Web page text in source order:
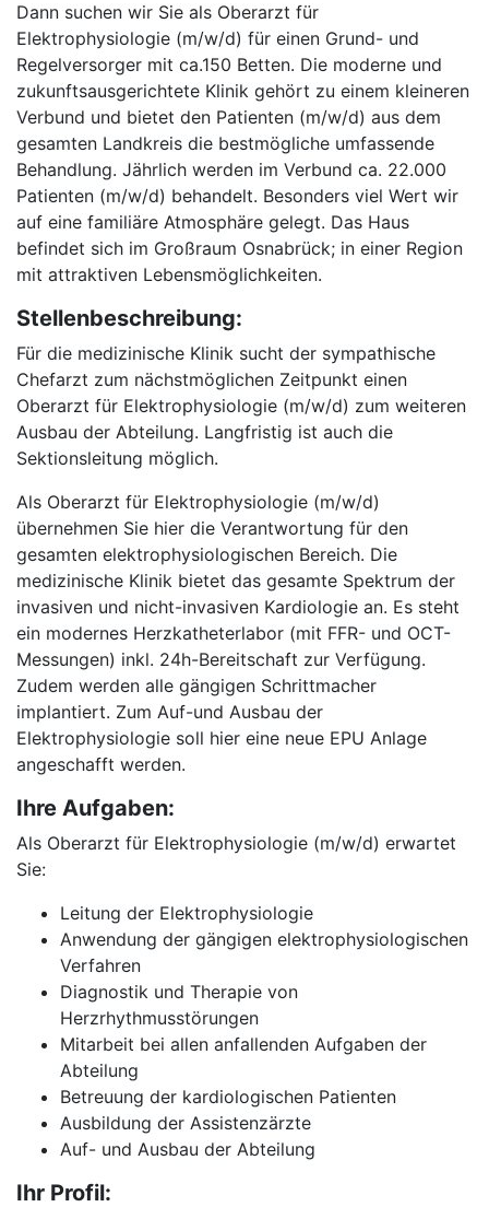
Dann suchen wir Sie als Oberarzt für
Elektrophysiologie (m/w/d) für einen Grund- und
Regelversorger mit ca.150 Betten. Die moderne und
zukunftsausgerichtete Klinik gehört zu einem kleineren
Verbund und bietet den Patienten (m/w/d) aus dem
gesamten Landkreis die bestmögliche umfassende
Behandlung. Jährlich werden im Verbund ca. 22.000
Patienten (m/w/d) behandelt. Besonders viel Wert wir
auf eine familiäre Atmosphäre gelegt. Das Haus
befindet sich im Großraum Osnabrück; in einer Region
mit attraktiven Lebensmöglichkeiten.
Stellenbeschreibung:
Für die medizinische Klinik sucht der sympathische
Chefarzt zum nächstmöglichen Zeitpunkt einen
Oberarzt für Elektrophysiologie (m/w/d) zum weiteren
Ausbau der Abteilung. Langfristig ist auch die
Sektionsleitung möglich.
Als Oberarzt für Elektrophysiologie (m/w/d)
übernehmen Sie hier die Verantwortung für den
gesamten elektrophysiologischen Bereich. Die
medizinische Klinik bietet das gesamte Spektrum der
invasiven und nicht-invasiven Kardiologie an. Es steht
ein modernes Herzkatheterlabor (mit FFR- und OCT-
Messungen) inkl. 24h-Bereitschaft zur Verfügung.
Zudem werden alle gängigen Schrittmacher
implantiert. Zum Auf-und Ausbau der
Elektrophysiologie soll hier eine neue EPU Anlage
angeschafft werden.
Ihre Aufgaben:
Als Oberarzt für Elektrophysiologie (m/w/d) erwartet
Sie:
Leitung der Elektrophysiologie
Anwendung der gängigen elektrophysiologischen
Verfahren
Diagnostik und Therapie von
Herzrhythmusstörungen
Mitarbeit bei allen anfallenden Aufgaben der
Abteilung
Betreuung der kardiologischen Patienten
Ausbildung der Assistenzärzte
Auf- und Ausbau der Abteilung
Ihr Profil: